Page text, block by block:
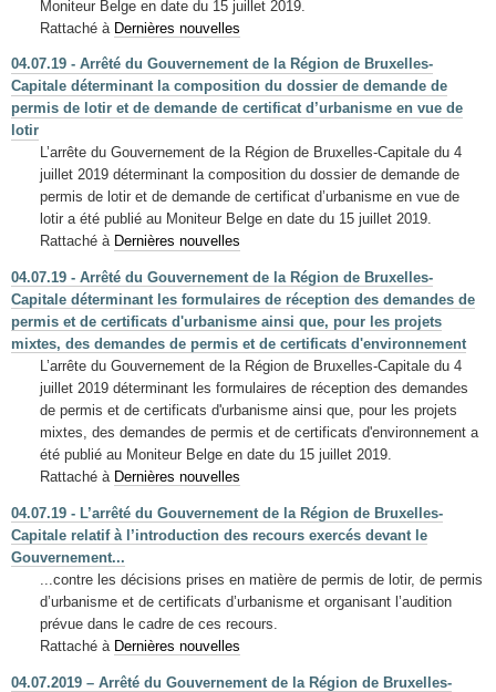
Moniteur Belge en date du 15 juillet 2019.
Rattaché à Dernières nouvelles
04.07.19 - Arrêté du Gouvernement de la Région de Bruxelles-
Capitale déterminant la composition du dossier de demande de
permis de lotir et de demande de certificat d’urbanisme en vue de
lotir
L’arrête du Gouvernement de la Région de Bruxelles-Capitale du 4
juillet 2019 déterminant la composition du dossier de demande de
permis de lotir et de demande de certificat d’urbanisme en vue de
lotir a été publié au Moniteur Belge en date du 15 juillet 2019.
Rattaché à Dernières nouvelles
04.07.19 - Arrêté du Gouvernement de la Région de Bruxelles-
Capitale déterminant les formulaires de réception des demandes de
permis et de certificats d'urbanisme ainsi que, pour les projets
mixtes, des demandes de permis et de certificats d'environnement
L’arrête du Gouvernement de la Région de Bruxelles-Capitale du 4
juillet 2019 déterminant les formulaires de réception des demandes
de permis et de certificats d'urbanisme ainsi que, pour les projets
mixtes, des demandes de permis et de certificats d'environnement a
été publié au Moniteur Belge en date du 15 juillet 2019.
Rattaché à Dernières nouvelles
04.07.19 - L’arrêté du Gouvernement de la Région de Bruxelles-
Capitale relatif à l’introduction des recours exercés devant le
Gouvernement...
...contre les décisions prises en matière de permis de lotir, de permis
d’urbanisme et de certificats d’urbanisme et organisant l’audition
prévue dans le cadre de ces recours.
Rattaché à Dernières nouvelles
04.07.2019 – Arrêté du Gouvernement de la Région de Bruxelles-